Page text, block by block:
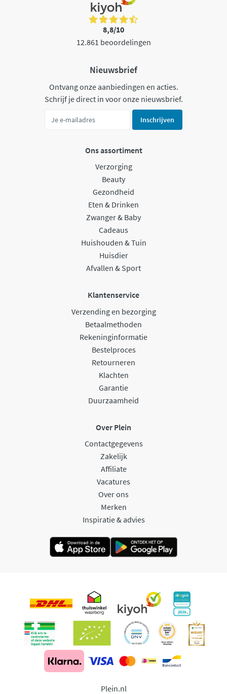
8,8/10
12.861 beoordelingen
Nieuwsbrief
Ontvang onze aanbiedingen en acties.
Schrijf je direct in voor onze nieuwsbrief.
Inschrijven
Ons assortiment
Verzorging
Beauty
Gezondheid
Eten & Drinken
Zwanger & Baby
Cadeaus
Huishouden & Tuin
Huisdier
Afvallen & Sport
Klantenservice
Verzending en bezorging
Betaalmethoden
Rekeninginformatie
Bestelproces
Retourneren
Klachten
Garantie
Duurzaamheid
Over Plein
Contactgegevens
Zakelijk
Affiliate
Vacatures
Over ons
Merken
Inspiratie & advies
Plein.nl